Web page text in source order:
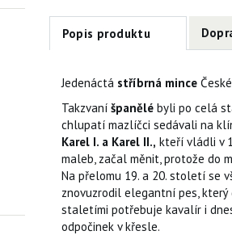
Popis produktu
Jedenáctá stříbrná mince
Takzvaní španělébyli po celá
chlupatí mazlíčci sedávali na
Karel I. a Karel II., kteří vládli v
maleb, začal měnit, protože do
Na přelomu 19. a 20. století se
znovuzrodil elegantní pes,
staletími potřebuje kavalír i
odpočinek v křesle.